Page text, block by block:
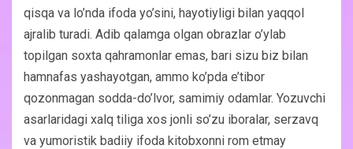
qisqa va lo’nda ifoda yo’sini, hayotiyligi bilan yaqqol
ajralib turadi. Adib qalamga olgan obrazlar o’ylab
topilgan soxta qahramonlar emas, bari sizu biz bilan
hamnafas yashayotgan, ammo ko’pda e’tibor
qozonmagan sodda-do’lvor, samimiy odamlar. Yozuvchi
asarlaridagi xalq tiliga xos jonli so’zu iboralar, serzavq
va yumoristik badiiy ifoda kitobxonni rom etmay